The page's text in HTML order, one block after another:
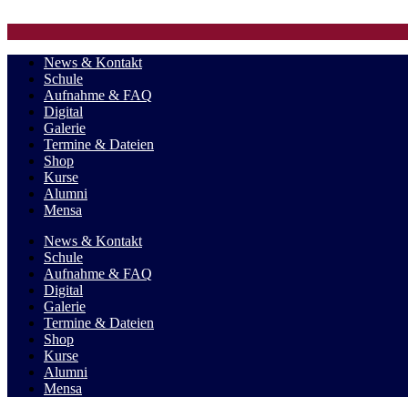
News & Kontakt
Schule
Aufnahme & FAQ
Digital
Galerie
Termine & Dateien
Shop
Kurse
Alumni
Mensa
News & Kontakt
Schule
Aufnahme & FAQ
Digital
Galerie
Termine & Dateien
Shop
Kurse
Alumni
Mensa